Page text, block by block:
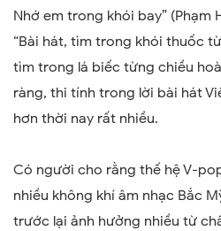
Nhớ em trong khói bay” (Phạm
“Bài hát, tìm trong khói thuốc
tìm trong lá biếc từng chiều
ràng, thi tính trong lời bài hát
hơn thời nay rất nhiều.
Có người cho rằng thế hệ V-
nhiều không khí âm nhạc Bắc
trước lại ảnh hưởng nhiều từ